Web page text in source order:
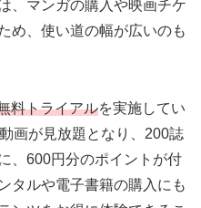
、マンガの購入や映画チケ
め、使い道の幅が広いのも
料トライアルを実施してい
画が見放題となり、200誌
、600円分のポイントが付
タルや電子書籍の購入にも